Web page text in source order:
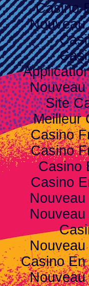
Casino
Site
Meilleur
Casino
Casino
Casino
Casino
Casino